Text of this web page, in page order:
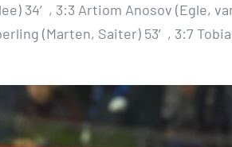
34′, 3:3 Artiom Anosov (Egle,
(Marten, Saiter) 53′, 3:7